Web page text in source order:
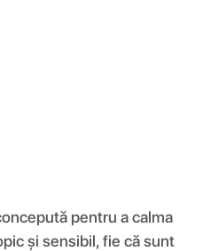
pentru a calma
și sensibil, fie că sunt